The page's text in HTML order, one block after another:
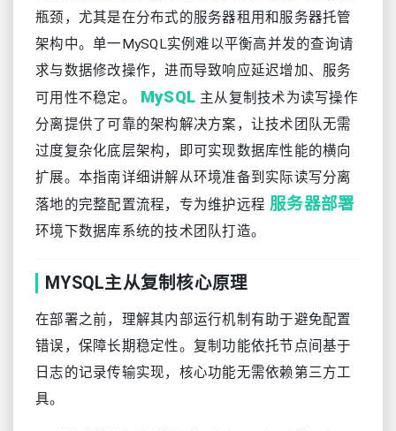
瓶颈，尤其是在分布式的服务器租用和服务器托管
架构中。单一MySQL实例难以平衡高并发的查询请
求与数据修改操作，进而导致响应延迟增加、服务
可用性不稳定。
MySQL 主从复制技术为读写操作
分离提供了可靠的架构解决方案，让技术团队无需
过度复杂化底层架构，即可实现数据库性能的横向
扩展。本指南详细讲解从环境准备到实际读写分离
落地的完整配置流程，专为维护远程 服务器部署
环境下数据库系统的技术团队打造。
MYSQL主从复制核心原理
在部署之前，理解其内部运行机制有助于避免配置
错误，保障长期稳定性。复制功能依托节点间基于
日志的记录传输实现，核心功能无需依赖第三方工
具。